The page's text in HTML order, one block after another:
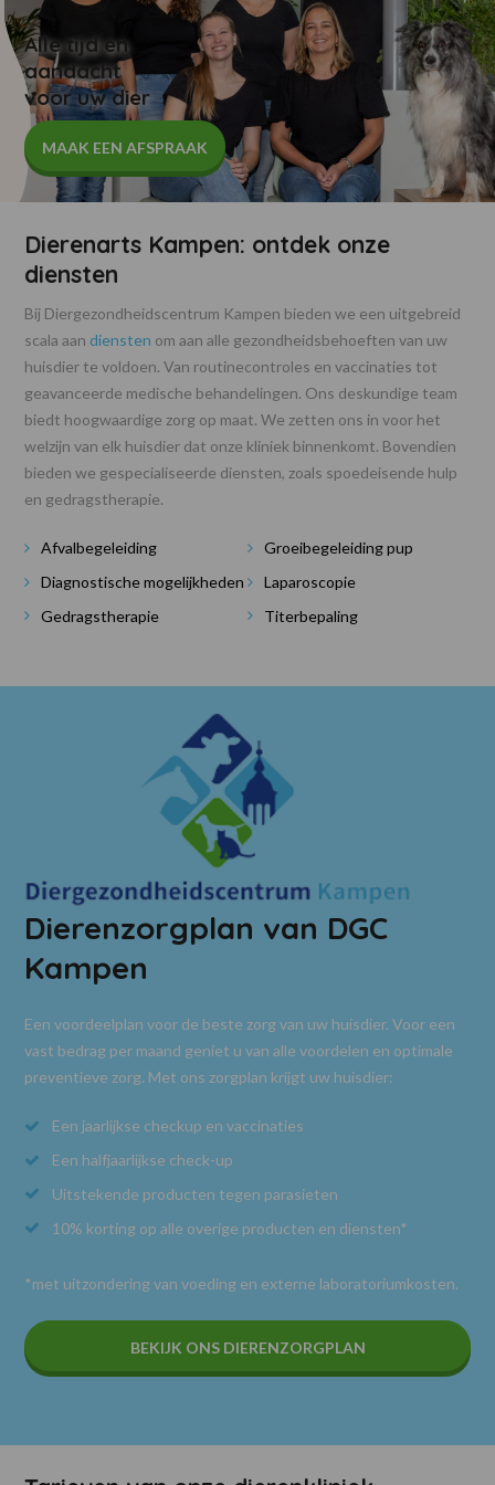
Alle tijd en
aandacht
voor uw dier
MAAK EEN AFSPRAAK
Dierenarts Kampen: ontdek onze
diensten
Bij Diergezondheidscentrum Kampen bieden we een uitgebreid
scala aan diensten om aan alle gezondheidsbehoeften van uw
huisdier te voldoen. Van routinecontroles en vaccinaties tot
geavanceerde medische behandelingen. Ons deskundige team
biedt hoogwaardige zorg op maat. We zetten ons in voor het
welzijn van elk huisdier dat onze kliniek binnenkomt. Bovendien
bieden we gespecialiseerde diensten, zoals spoedeisende hulp
en gedragstherapie.
Afvalbegeleiding
Diagnostische mogelijkheden
Gedragstherapie
Groeibegeleiding pup
Laparoscopie
Titerbepaling
Dierenzorgplan van DGC
Kampen
Een voordeelplan voor de beste zorg van uw huisdier. Voor een
vast bedrag per maand geniet u van alle voordelen en optimale
preventieve zorg. Met ons zorgplan krijgt uw huisdier:
Een jaarlijkse checkup en vaccinaties
Een halfjaarlijkse check-up
Uitstekende producten tegen parasieten
10% korting op alle overige producten en diensten*
*met uitzondering van voeding en externe laboratoriumkosten.
BEKIJK ONS DIERENZORGPLAN